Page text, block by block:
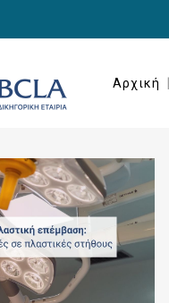
Αρχική
19